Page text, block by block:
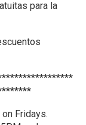
para la
Fridays.